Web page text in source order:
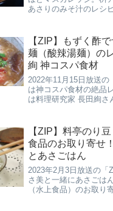
あさりのみそ汁のレシ
【ZIP】もずく酢
麺（酸辣湯麺）の
絢 神コスパ食材
2022年11月15日放送の
は神コスパ食材の絶品
は料理研究家 長田絢さ
【ZIP】料亭のり
食品のお取り寄せ
とあさごはん
2023年2月3日放送の「
さ美と一緒にあさごは
（水上食品）のお取り